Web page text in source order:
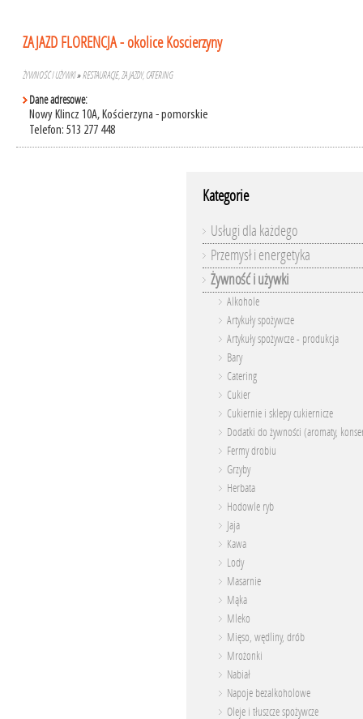
ZAJAZD FLORENCJA - okolice Koscierzyny
ŻYWNOŚĆ I UŻYWKI»RESTAURACJE, ZAJAZDY, CATERING
Dane adresowe:
Nowy Klincz 10A, Kościerzyna - pomorskie
Telefon: 513 277 448
Kategorie
Usługi dla każdego
Przemysł i energetyka
Żywność i używki
Alkohole
Artykuły spożywcze
Artykuły spożywcze - produkcja
Bary
Catering
Cukier
Cukiernie i sklepy cukiernicze
Dodatki do żywności (aromaty,
Fermy drobiu
Grzyby
Herbata
Hodowle ryb
Jaja
Kawa
Lody
Masarnie
Mąka
Mleko
Mięso, wędliny, drób
Mrożonki
Nabiał
Napoje bezalkoholowe
Oleje i tłuszcze spożywcze